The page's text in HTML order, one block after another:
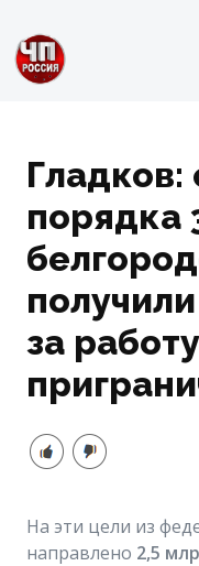
Гладков:
порядка
за
На эти цели из
направлено 2,5